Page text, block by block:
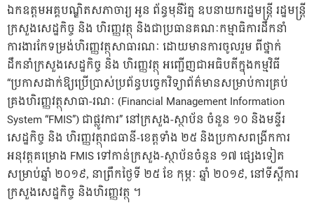
ឯកឧត្តមអគ្គបណ្ឌិតសភាចារ្យ អូន ព័ន្ធមុនីរ័ត្ន ឧបនាយករដ្ឋមន្រ្តី រដ្ឋមន្រ្តី
ក្រសួងសេដ្ឋកិច្ច និង ហិរញ្ញវត្ថុ និងជាប្រធានគណៈកម្មាធិការដឹកនាំ
ការងារកែទម្រង់ហិរញ្ញវត្ថុសាធារណៈ ដោយមានការចូលរួម ពីថ្នាក់
ដឹកនាំក្រសួងសេដ្ឋកិច្ច និង ហិរញ្ញវត្ថុ អញ្ជើញជាអធិបតីក្នុងកម្មវិធី
“ប្រកាសដាក់ឱ្យប្រើប្រាស់ប្រព័ន្ធបច្ចេកវិទ្យាព័ត៌មានសម្រាប់ការគ្រប់
គ្រងហិរញ្ញវត្ថុសាធា-រណៈ (Financial Management Information
System “FMIS”) ជាផ្លូវការ” នៅក្រសួង-ស្ថាប័ន ចំនួន ១០ និងមន្ទីរ
សេដ្ឋកិច្ច និង ហិរញ្ញវត្ថុរាជធានី-ខេត្តទាំង ២៥ និងប្រកាសពង្រីកការ
អនុវត្តគម្រោង FMIS ទៅកាន់ក្រសួង-ស្ថាប័នចំនួន ១៧ ផ្សេងទៀត
សម្រាប់ឆ្នាំ ២០១៩, នាព្រឹកថ្ងៃទី ២៥ ខែ កុម្ភៈ ឆ្នាំ ២០១៩, នៅទីស្តីការ
ក្រសួងសេដ្ឋកិច្ច និងហិរញ្ញវត្ថុ ។